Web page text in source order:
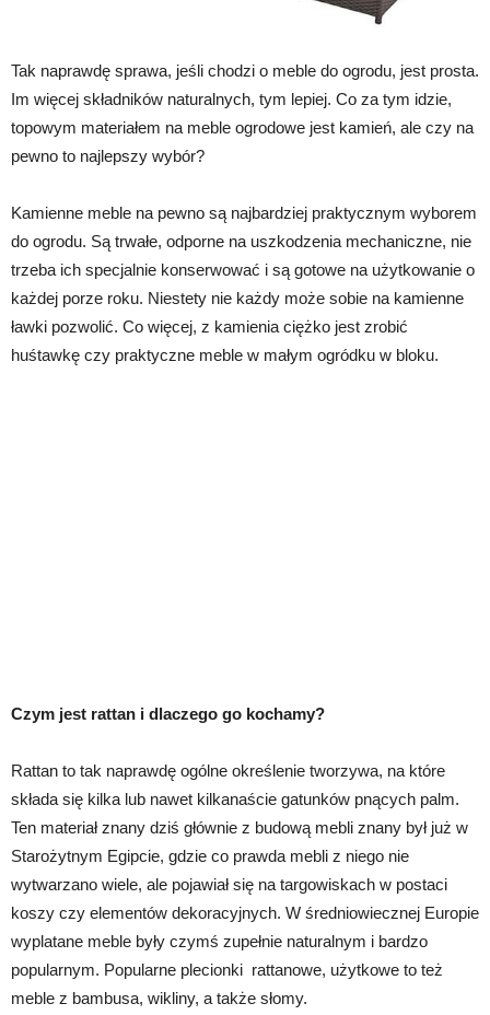
Tak naprawdę sprawa, jeśli chodzi o meble do ogrodu, jest prosta.
Im więcej składników naturalnych, tym lepiej. Co za tym idzie,
topowym materiałem na meble ogrodowe jest kamień, ale czy na
pewno to najlepszy wybór?
Kamienne meble na pewno są najbardziej praktycznym wyborem
do ogrodu. Są trwałe, odporne na uszkodzenia mechaniczne, nie
trzeba ich specjalnie konserwować i są gotowe na użytkowanie o
każdej porze roku. Niestety nie każdy może sobie na kamienne
ławki pozwolić. Co więcej, z kamienia ciężko jest zrobić
huśtawkę czy praktyczne meble w małym ogródku w bloku.
Czym jest rattan i dlaczego go kochamy?
Rattan to tak naprawdę ogólne określenie tworzywa, na które
składa się kilka lub nawet kilkanaście gatunków pnących palm.
Ten materiał znany dziś głównie z budową mebli znany był już w
Starożytnym Egipcie, gdzie co prawda mebli z niego nie
wytwarzano wiele, ale pojawiał się na targowiskach w postaci
koszy czy elementów dekoracyjnych. W średniowiecznej Europie
wyplatane meble były czymś zupełnie naturalnym i bardzo
popularnym. Popularne plecionki rattanowe, użytkowe to też
meble z bambusa, wikliny, a także słomy.